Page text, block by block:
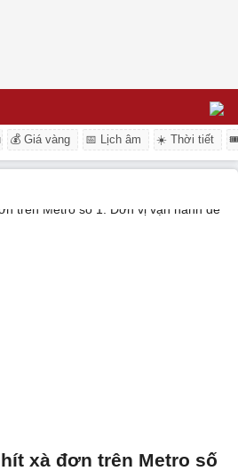
💰 Giá vàng 📅 Lịch âm ☀️ Thời tiết
xà đơn trên Metro số